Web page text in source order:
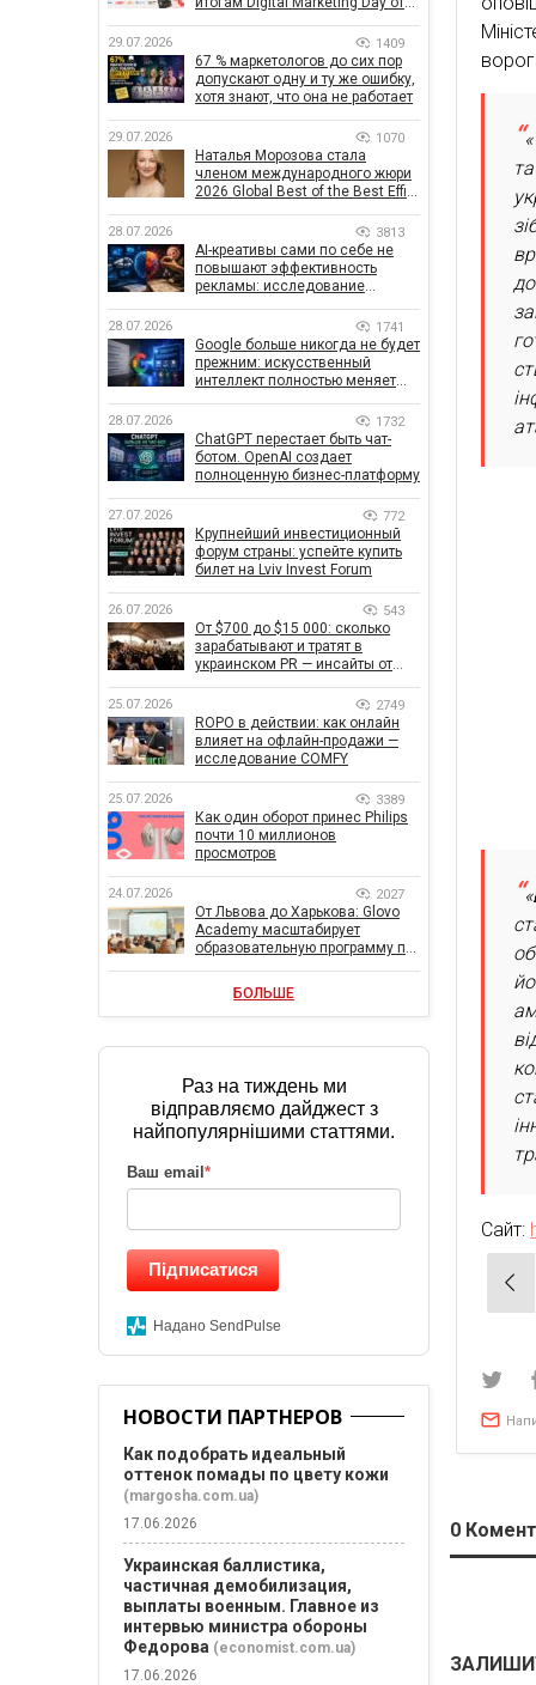
Сайт:
по
0
29.07.2026 1409
67 % маркетологов до сих пор
допускают одну и ту же ошибку,
хотя знают, что она не работает
29.07.2026 1070
Наталья Морозова стала
членом международного жюри
2026 Global Best of the Best Effie
28.07.2026 3813
AI-креативы сами по себе не
повышают эффективность
рекламы: исследование
влияет на эффективность
кампаний
28.07.2026 1741
Google больше никогда не будет
прежним: искусственный
интеллект полностью меняет
28.07.2026 1732
ChatGPT перестает быть чат-
ботом. OpenAI создает
полноценную бизнес-платформу
27.07.2026 772
Крупнейший инвестиционный
форум страны: успейте купить
билет на Lviv Invest Forum
26.07.2026 543
От $700 до $15 000: сколько
зарабатывают и тратят в
украинском PR — инсайты от
25.07.2026 2749
ROPO в действии: как онлайн
влияет на офлайн-продажи —
исследование COMFY
25.07.2026 3389
Как один оборот принес Philips
почти 10 миллионов
просмотров
24.07.2026 2027
От Львова до Харькова: Glovo
Academy масштабирует
образовательную программу по
бизнеса
БОЛЬШЕ
Раз на тиждень ми
відправляємо дайджест з
найпопулярнішими статтями.
Ваш email *
Підписатися
Надано SendPulse
НОВОСТИ ПАРТНЕРОВ
Как подобрать идеальный
оттенок помады по цвету кожи
(margosha.com.ua)
17.06.2026
Украинская баллистика,
частичная демобилизация,
выплаты военным. Главное из
интервью министра обороны
Федорова (economist.com.ua)
17.06.2026